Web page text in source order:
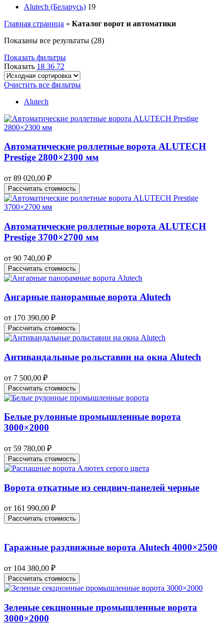
Alutech (Беларусь) 19
Главная страница » Каталог ворот и автоматики
Показаны все результаты (28)
Показать фильтры
Показать 18 36 72
Очистить все фильтры
Alutech
Автоматические роллетные ворота ALUTECH
Prestige 2800×2300 мм
от 89 020,00 ₽
Рассчитать стоимость
Автоматические роллетные ворота ALUTECH
Prestige 3700×2700 мм
от 90 740,00 ₽
Рассчитать стоимость
Ангарные панорамные ворота Alutech
от 170 390,00 ₽
Рассчитать стоимость
Антивандальные рольставни на окна Alutech
от 7 500,00 ₽
Рассчитать стоимость
Белые рулонные промышленные ворота
3000×2000
от 59 780,00 ₽
Рассчитать стоимость
Ворота откатные из сендвич-панелей черные
от 161 990,00 ₽
Рассчитать стоимость
Гаражные раздвижные ворота Alutech 4000×2500
от 104 380,00 ₽
Рассчитать стоимость
Зеленые секционные промышленные ворота
3000×2000